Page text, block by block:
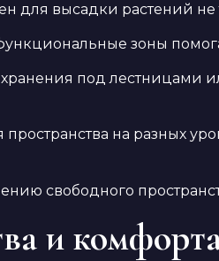
для высадки растений
зоны
под лестницами
на разных
свободного
и